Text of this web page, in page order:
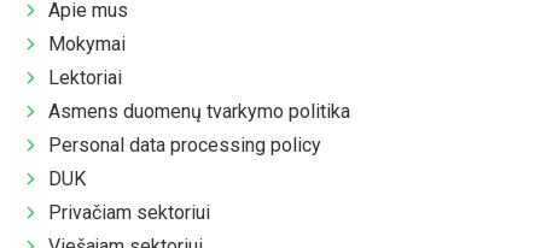
Apie mus
Mokymai
Lektoriai
Asmens duomenų tvarkymo politika
Personal data processing policy
DUK
Privačiam sektoriui